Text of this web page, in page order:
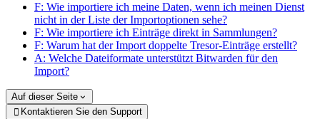
F: Wie importiere ich meine Daten, wenn ich meinen Dienst
nicht in der Liste der Importoptionen sehe?
F: Wie importiere ich Einträge direkt in Sammlungen?
F: Warum hat der Import doppelte Tresor-Einträge erstellt?
A: Welche Dateiformate unterstützt Bitwarden für den
Import?
Auf dieser Seite
 Kontaktieren Sie den Support